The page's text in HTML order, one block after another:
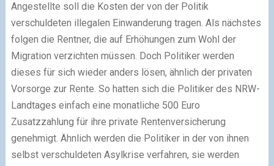
Angestellte soll die Kosten der von der Politik
verschuldeten illegalen Einwanderung tragen. Als nächstes
folgen die Rentner, die auf Erhöhungen zum Wohl der
Migration verzichten müssen. Doch Politiker werden
dieses für sich wieder anders lösen, ähnlich der privaten
Vorsorge zur Rente. So hatten sich die Politiker des NRW-
Landtages einfach eine monatliche 500 Euro
Zusatzzahlung für ihre private Rentenversicherung
genehmigt. Ähnlich werden die Politiker in der von ihnen
selbst verschuldeten Asylkrise verfahren, sie werden